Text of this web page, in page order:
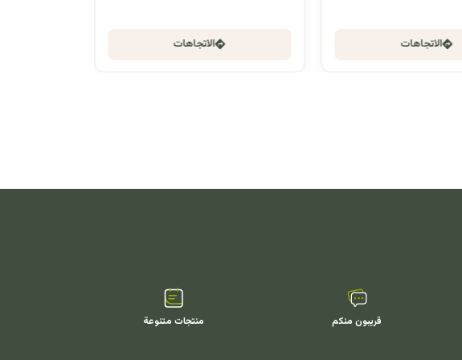
الاتجاهات الاتجاهات
قريبون منكم منتجات متنوعة